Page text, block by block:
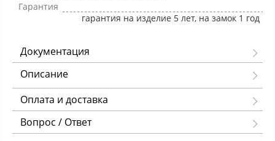
Гарантия
гарантия на изделие 5 лет, на замок 1 год
Документация
Описание
Оплата и доставка
Вопрос / Ответ